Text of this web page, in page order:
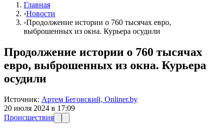
Главная
›Новости
›Продолжение истории о 760 тысячах евро,
выброшенных из окна. Курьера осудили
Продолжение истории о 760 тысячах
евро, выброшенных из окна. Курьера
осудили
Источник: Артем Беговский, Onliner.by
20 июля 2024 в 17:09
Происшествия